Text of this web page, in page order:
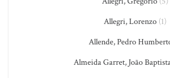
Allegri, Lorenzo (1)
Allende, Pedro
Almeida Garret, João